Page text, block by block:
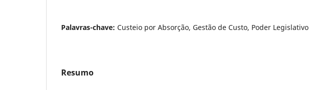
Palavras-chave: Custeio por Absorção, Gestão de Custo, Poder Legislativo
Resumo